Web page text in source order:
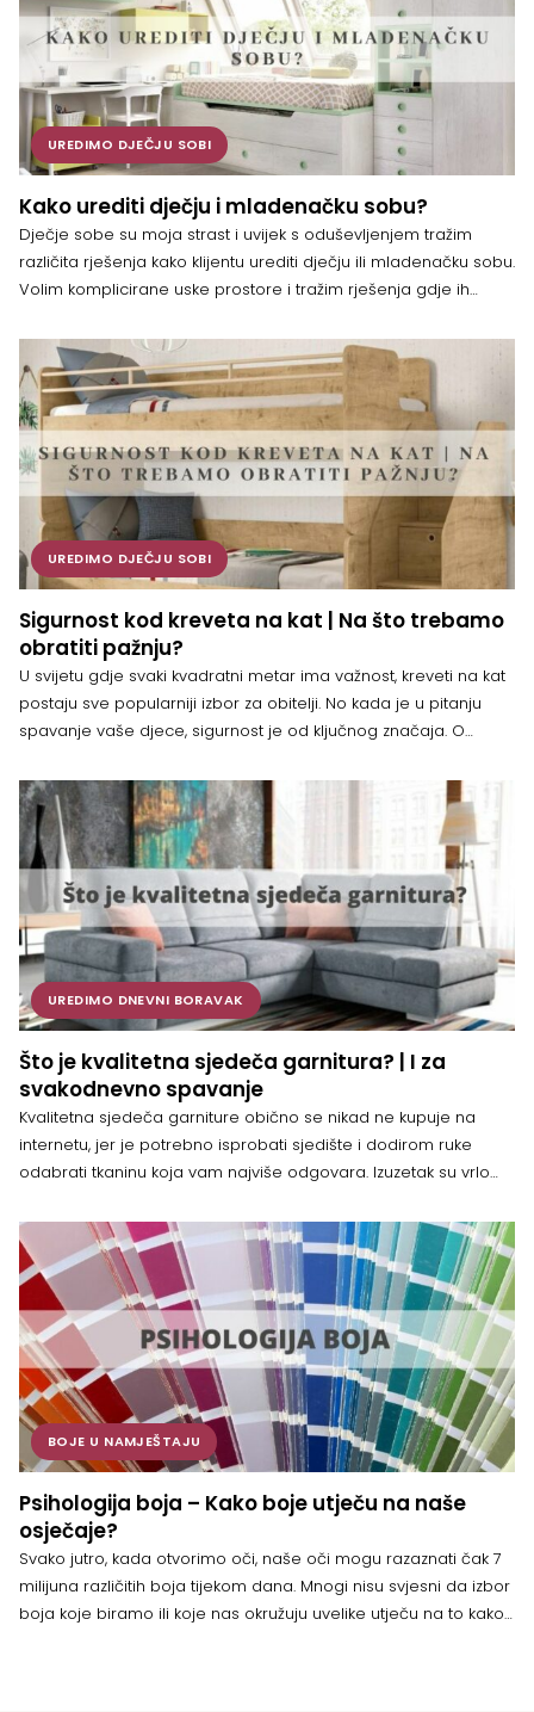
UREDIMO DJEČJU SOBI
Kako urediti dječju i mladenačku sobu?
Dječje sobe su moja strast i uvijek s oduševljenjem tražim
različita rješenja kako klijentu urediti dječju ili mladenačku sobu.
Volim komplicirane uske prostore i tražim rješenja gdje ih
proizvođačima, koji su se specijalizirali za izradu dječjih soba
po mjeri, se možemo jako prilagoditi većini zahtjevnih […]
UREDIMO DJEČJU SOBI
Sigurnost kod kreveta na kat | Na što trebamo
obratiti pažnju?
U svijetu gdje svaki kvadratni metar ima važnost, kreveti na kat
postaju sve popularniji izbor za obitelji. No kada je u pitanju
spavanje vaše djece, sigurnost je od ključnog značaja. O
nakon uređenja dječje sobe. Kroz članak ćemo razmotriti
ključne elemente sigurnosti koje treba uzeti u obzir […]
UREDIMO DNEVNI BORAVAK
Što je kvalitetna sjedeča garnitura? | I za
svakodnevno spavanje
Kvalitetna sjedeča garniture obično se nikad ne kupuje na
internetu, jer je potrebno isprobati sjedište i dodirom ruke
odabrati tkaninu koja vam najviše odgovara. Izuzetak su vrlo
samu funkcionalnost te da se uklapa u sam prostor. Koje su
karakteristike kvalitetne sjedeče garniture? U osnovi, kvalitetna
[…]
BOJE U NAMJEŠTAJU
Psihologija boja – Kako boje utječu na naše
osječaje?
Svako jutro, kada otvorimo oči, naše oči mogu razaznati čak 7
milijuna različitih boja tijekom dana. Mnogi nisu svjesni da izbor
boja koje biramo ili koje nas okružuju uvelike utječu na to kako